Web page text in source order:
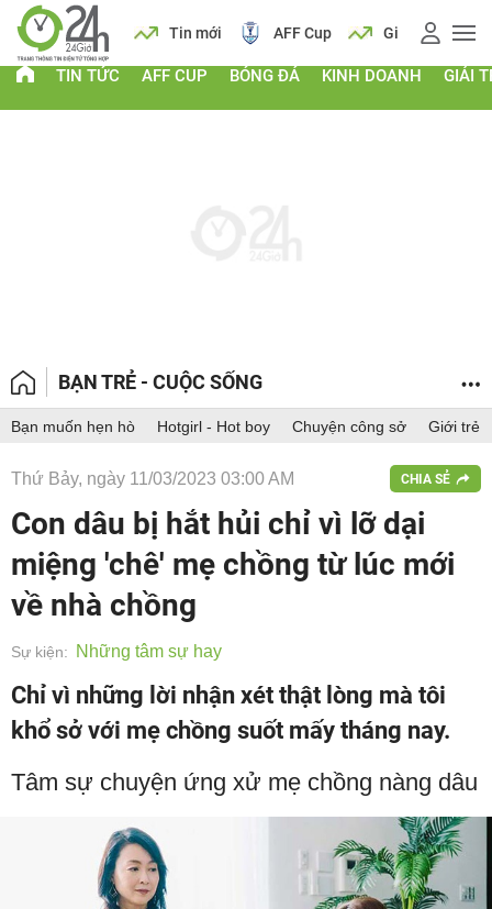
Lịch Tin mới AFF Cup Giá vàng
TIN TỨC AFF CUP BÓNG ĐÁ KINH DOANH GIẢI
BẠN TRẺ - CUỘC SỐNG
Bạn muốn hẹn hò Hotgirl - Hot boy Chuyện công sở Giới trẻ
Thứ Bảy, ngày 11/03/2023 03:00 AM CHIA SẺ
Con dâu bị hắt hủi chỉ vì lỡ dại
miệng 'chê' mẹ chồng từ lúc mới
về nhà chồng
Sự kiện: Những tâm sự hay
Chỉ vì những lời nhận xét thật lòng mà tôi
khổ sở với mẹ chồng suốt mấy tháng nay.
Tâm sự chuyện ứng xử mẹ chồng nàng dâu